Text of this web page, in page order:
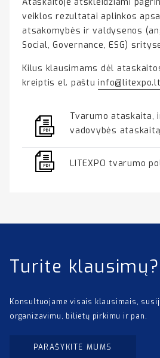
veiklos rezultatai aplinkos
atsakomybės ir valdysenos
Social, Governance, ESG)
Kilus klausimams dėl
kreiptis el. paštuinfo@litexpo.lt
Tvarumo ataskaita,
vadovybės ataskaitą
LITEXPO tvarumo
Turite klausimų?
Konsultuojame visais klausimais,
organizavimu, bilietų pirkimu ir pan.
PARAŠYKITE MUMS